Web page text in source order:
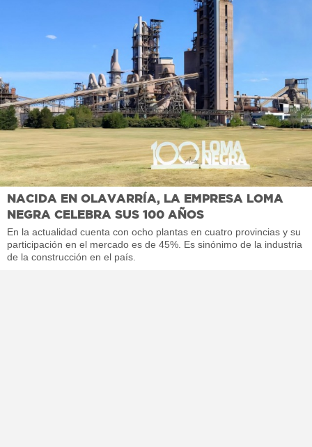
NACIDA EN OLAVARRÍA, LA EMPRESA LOMA
NEGRA CELEBRA SUS 100 AÑOS
En la actualidad cuenta con ocho plantas en cuatro provincias y su
participación en el mercado es de 45%. Es sinónimo de la industria
de la construcción en el país.